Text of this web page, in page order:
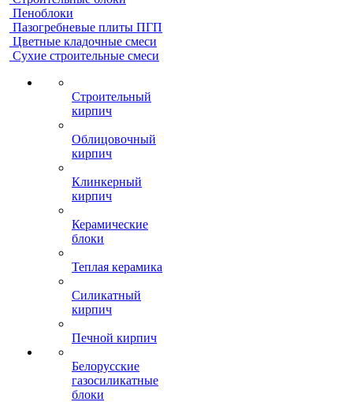
Пеноблоки
Пазогребневые плиты ПГП
Цветные кладочные смеси
Сухие строительные смеси
Строительный
кирпич
Облицовочный
кирпич
Клинкерный
кирпич
Керамические
блоки
Теплая керамика
Силикатный
кирпич
Печной кирпич
Белорусские
газосиликатные
блоки